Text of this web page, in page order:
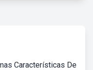
Características De